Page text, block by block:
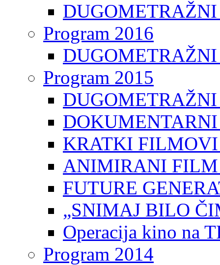
Program 2016
Program 2015
KRATKI FILMOVI
ANIMIRANI FILM
FUTURE
„SNIMAJ BILO
Operacija kino na
Program 2014